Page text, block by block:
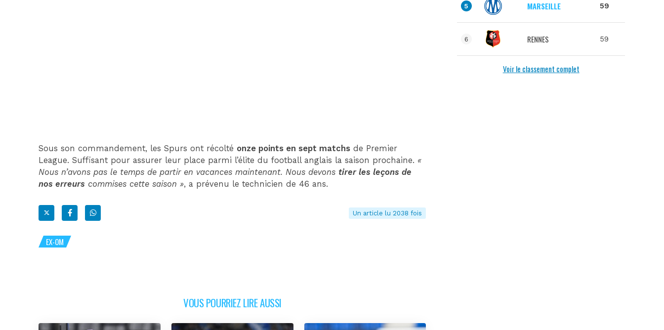
Sous son commandement, les Spurs ont récolté onze points en sept matchs de Premier
League. Suffisant pour assurer leur place parmi l’élite du football anglais la saison prochaine. «
Nous n’avons pas le temps de partir en vacances maintenant. Nous devons tirer les leçons de
nos erreurs commises cette saison », a prévenu le technicien de 46 ans.
Un article lu 2038 fois
EX-OM
VOUS POURRIEZ LIRE AUSSI
5 MARSEILLE 59
6 RENNES 59
Voir le classement complet